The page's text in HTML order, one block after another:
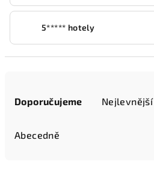
5***** hotely
Doporučujeme Nejlevnější
Abecedně